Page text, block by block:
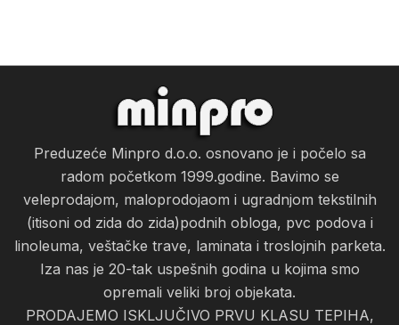
Preduzeće Minpro d.o.o. osnovano je i počelo sa
radom početkom 1999.godine. Bavimo se
veleprodajom, maloprodojaom i ugradnjom tekstilnih
(itisoni od zida do zida)podnih obloga, pvc podova i
linoleuma, veštačke trave, laminata i troslojnih parketa.
Iza nas je 20-tak uspešnih godina u kojima smo
opremali veliki broj objekata.
PRODAJEMO ISKLJUČIVO PRVU KLASU TEPIHA,